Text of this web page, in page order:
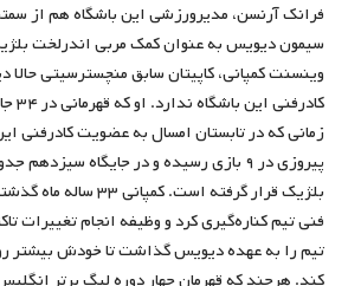
فرانک آرنسن، مدیرورزشی این باشگاه هم از
سیمون دیویس به عنوان کمک مربی اندرلخت
وینسنت کمپانی، کاپیتان سابق منچسترسیتی
زمانی که در تابستان امسال به عضویت کادرفنی
پیروزی در ۹ بازی رسیده و در جایگاه
بلژیک قرار گرفته است.
فنی تیم کناره‌گیری کرد و وظیفه انجام تغییرات
تیم را به عهده دیویس گذاشت تا خودش بیشتر